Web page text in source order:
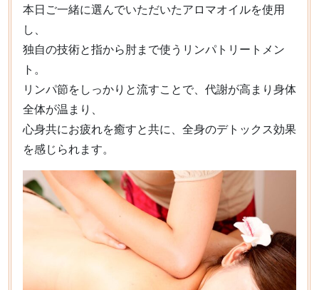
本日ご一緒に選んでいただいたアロマオイルを使用
し、
独自の技術と指から肘まで使うリンパトリートメン
ト。
リンパ節をしっかりと流すことで、代謝が高まり身体
全体が温まり、
心身共にお疲れを癒すと共に、全身のデトックス効果
を感じられます。